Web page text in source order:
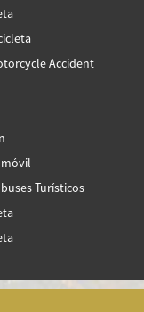
Accident
Turísticos